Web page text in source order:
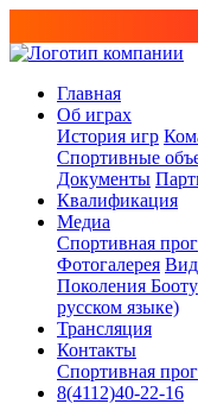
Главная
Об играх
История игр
Спортивные
Документы
Квалификация
Медиа
Спортивная
Фотогалерея
Поколения
русском языке)
Трансляция
Контакты
Спортивная
8(4112)40-22-16